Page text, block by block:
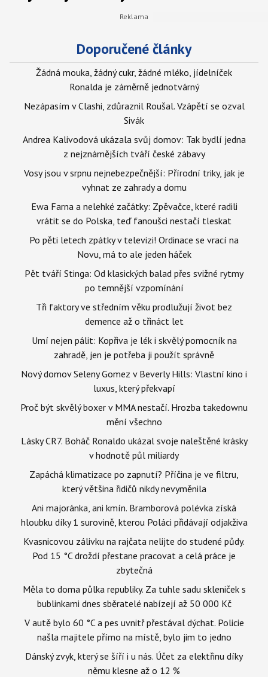
Doporučené články
Žádná mouka, žádný cukr, žádné mléko, jídelníček
Ronalda je záměrně jednotvárný
Nezápasím v Clashi, zdůraznil Roušal. Vzápětí se ozval
Sivák
Andrea Kalivodová ukázala svůj domov: Tak bydlí jedna
z nejznámějších tváří české zábavy
Vosy jsou v srpnu nejnebezpečnější: Přírodní triky, jak je
vyhnat ze zahrady a domu
Ewa Farna a nelehké začátky: Zpěvačce, které radili
vrátit se do Polska, teď fanoušci nestačí tleskat
Po pěti letech zpátky v televizi! Ordinace se vrací na
Novu, má to ale jeden háček
Pět tváří Stinga: Od klasických balad přes svižné rytmy
po temnější vzpomínání
Tři faktory ve středním věku prodlužují život bez
demence až o třináct let
Umí nejen pálit: Kopřiva je lék i skvělý pomocník na
zahradě, jen je potřeba ji použít správně
Nový domov Seleny Gomez v Beverly Hills: Vlastní kino i
luxus, který překvapí
Proč být skvělý boxer v MMA nestačí. Hrozba takedownu
mění všechno
Lásky CR7. Boháč Ronaldo ukázal svoje naleštěné krásky
v hodnotě půl miliardy
Zapáchá klimatizace po zapnutí? Příčina je ve filtru,
který většina řidičů nikdy nevyměnila
Ani majoránka, ani kmín. Bramborová polévka získá
hloubku díky 1 surovině, kterou Poláci přidávají odjakživa
Kvasnicovou zálivku na rajčata nelijte do studené půdy.
Pod 15 °C droždí přestane pracovat a celá práce je
zbytečná
Měla to doma půlka republiky. Za tuhle sadu skleniček s
bublinkami dnes sběratelé nabízejí až 50 000 Kč
V autě bylo 60 °C a pes uvnitř přestával dýchat. Policie
našla majitele přímo na místě, bylo jim to jedno
Dánský zvyk, který se šíří i u nás. Účet za elektřinu díky
němu klesne až o 12 %